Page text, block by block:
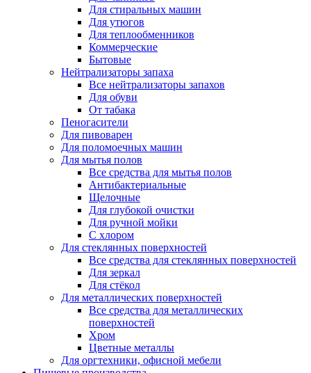
Для стиральных машин
Для утюгов
Для теплообменников
Коммерческие
Бытовые
Нейтрализаторы запаха
Все нейтрализаторы запахов
Для обуви
От табака
Пеногасители
Для пивоварен
Для поломоечных машин
Для мытья полов
Все средства для мытья полов
Антибактериальные
Щелочные
Для глубокой очистки
Для ручной мойки
С хлором
Для стеклянных поверхностей
Все средства для стеклянных поверхностей
Для зеркал
Для стёкол
Для металлических поверхностей
Все средства для металлических
поверхностей
Хром
Цветные металлы
Для оргтехники, офисной мебели